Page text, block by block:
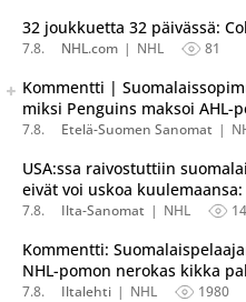
32 joukkuetta 32 päivässä:
7.8. NHL.com NHL 81
Seuraava uutinen on
Listaa uutisen kaikki versiot
Kommentti |
miksi Penguins maksoi AHL-
7.8. Etelä-Suomen Sanomat
USA:ssa raivostuttiin
eivät voi uskoa
7.8. Ilta-Sanomat NHL
Kommentti:
NHL-pomon nerokas kikka
7.8. Iltalehti NHL 1980